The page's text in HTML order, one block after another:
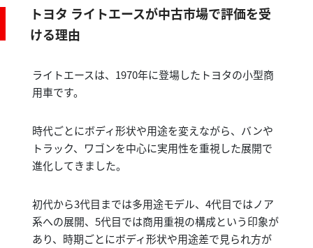
トヨタ ライトエースが中古市場で評価を受
ける理由
ライトエースは、1970年に登場したトヨタの小型商
用車です。
時代ごとにボディ形状や用途を変えながら、バンや
トラック、ワゴンを中心に実用性を重視した展開で
進化してきました。
初代から3代目までは多用途モデル、4代目ではノア
系への展開、5代目では商用重視の構成という印象が
あり、時期ごとにボディ形状や用途差で見られ方が